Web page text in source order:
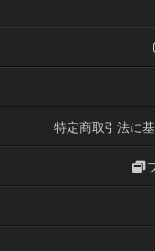
特定商取引法に